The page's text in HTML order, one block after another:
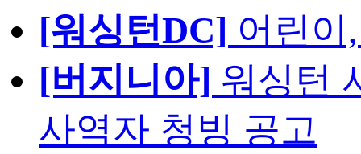
[워싱턴DC] 어린이
[버지니아] 워싱턴
사역자 청빙 공고